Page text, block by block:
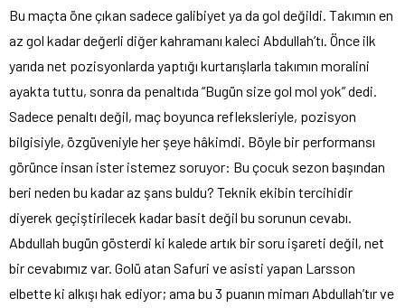
Bu maçta öne çıkan sadece galibiyet ya da gol değildi. Takımın en
az gol kadar değerli diğer kahramanı kaleci Abdullah’tı. Önce ilk
yarıda net pozisyonlarda yaptığı kurtarışlarla takımın moralini
ayakta tuttu, sonra da penaltıda “Bugün size gol mol yok” dedi.
Sadece penaltı değil, maç boyunca refleksleriyle, pozisyon
bilgisiyle, özgüveniyle her şeye hâkimdi. Böyle bir performansı
görünce insan ister istemez soruyor: Bu çocuk sezon başından
beri neden bu kadar az şans buldu? Teknik ekibin tercihidir
diyerek geçiştirilecek kadar basit değil bu sorunun cevabı.
Abdullah bugün gösterdi ki kalede artık bir soru işareti değil, net
bir cevabımız var. Golü atan Safuri ve asisti yapan Larsson
elbette ki alkışı hak ediyor; ama bu 3 puanın mimarı Abdullah’tır ve